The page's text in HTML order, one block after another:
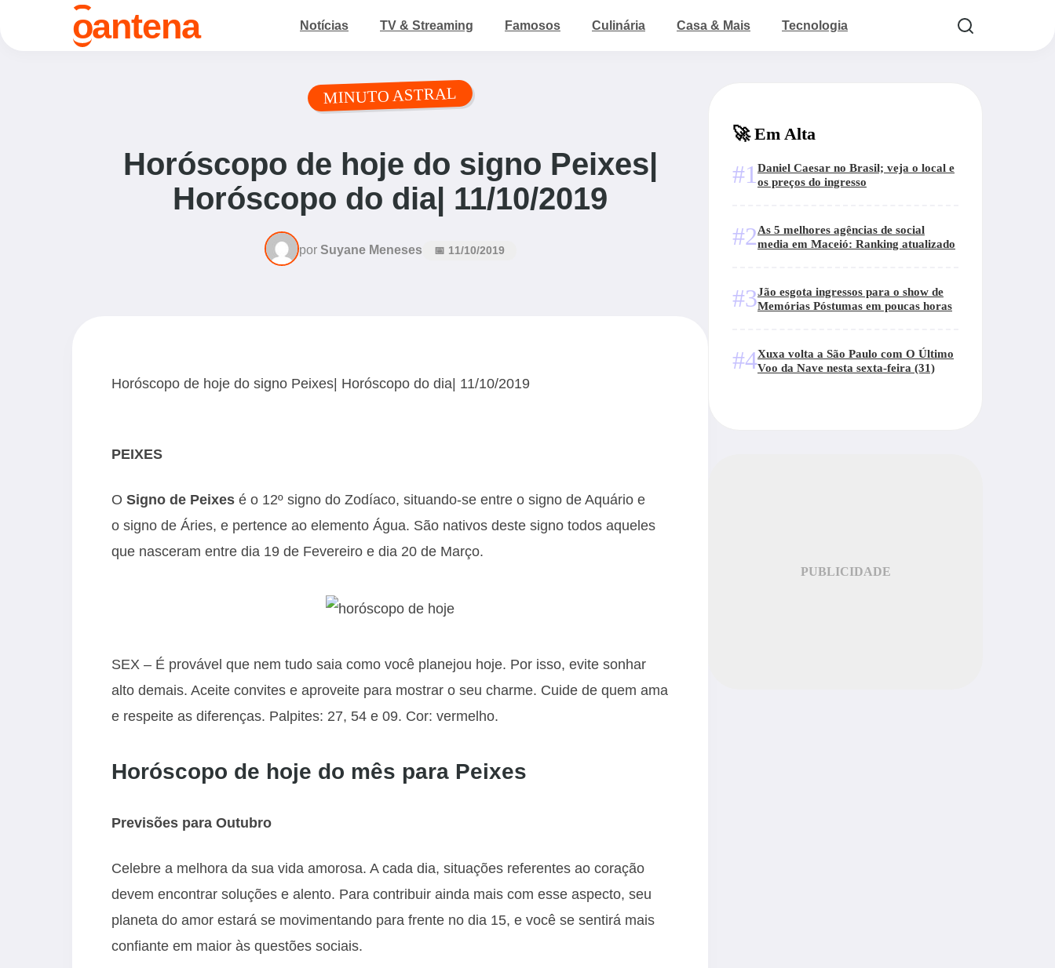
oantena Notícias TV & Streaming Famosos Culinária Casa & Mais Tecnologia
MINUTO ASTRAL
Horóscopo de hoje do signo Peixes|
Horóscopo do dia| 11/10/2019
por Suyane Meneses 📅 11/10/2019
Horóscopo de hoje do signo Peixes| Horóscopo do dia| 11/10/2019
PEIXES
O Signo de Peixes é o 12º signo do Zodíaco, situando-se entre o signo de Aquário e
o signo de Áries, e pertence ao elemento Água. São nativos deste signo todos aqueles
que nasceram entre dia 19 de Fevereiro e dia 20 de Março.
SEX – É provável que nem tudo saia como você planejou hoje. Por isso, evite sonhar
alto demais. Aceite convites e aproveite para mostrar o seu charme. Cuide de quem ama
e respeite as diferenças. Palpites: 27, 54 e 09. Cor: vermelho.
Horóscopo de hoje do mês para Peixes
Previsões para Outubro
Celebre a melhora da sua vida amorosa. A cada dia, situações referentes ao coração
devem encontrar soluções e alento. Para contribuir ainda mais com esse aspecto, seu
planeta do amor estará se movimentando para frente no dia 15, e você se sentirá mais
confiante em maior às questões sociais.
🚀 Em Alta
#1Daniel Caesar no Brasil; veja o local e
os preços do ingresso
#2As 5 melhores agências de social
media em Maceió: Ranking atualizado
#3Jão esgota ingressos para o show de
Memórias Póstumas em poucas horas
#4Xuxa volta a São Paulo com O Último
Voo da Nave nesta sexta-feira (31)
PUBLICIDADE